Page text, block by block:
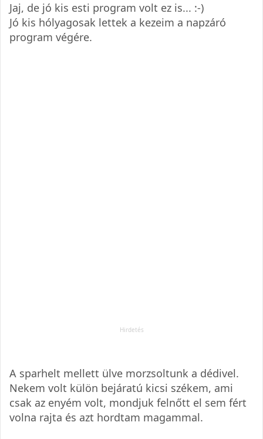
Jaj, de jó kis esti program volt ez is... :-)
Jó kis hólyagosak lettek a kezeim a napzáró
program végére.
A sparhelt mellett ülve morzsoltunk a dédivel.
Nekem volt külön bejáratú kicsi székem, ami
csak az enyém volt, mondjuk felnőtt el sem fért
volna rajta és azt hordtam magammal.